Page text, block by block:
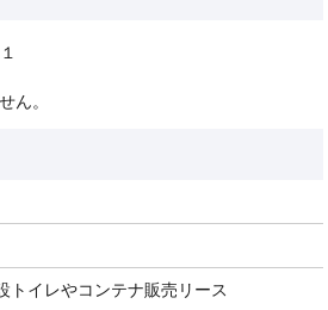
ん。
トイレやコンテナ販売リース